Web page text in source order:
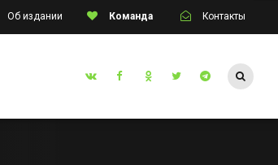
Об издании Команда Контакты